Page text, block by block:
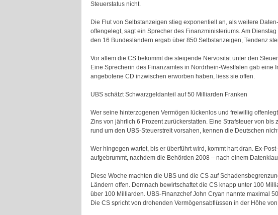
Steuerstatus nicht.
Die Flut von Selbstanzeigen stieg exponentiell an, als weitere
offengelegt, sagt ein Sprecher des Finanzministeriums. Am
den 16 Bundesländern ergab über 850 Selbstanzeigen, Tendenz
Vor allem die CS bekommt die steigende Nervosität unter den
Eine Sprecherin des Finanzamtes in Nordrhein-Westfalen gab
angebotene CD inzwischen erworben haben, liess sie offen.
UBS schätzt Schwarzgeldanteil auf 50 Milliarden Franken
Wer seine hinterzogenen Vermögen lückenlos und freiwillig
Zins von jährlich 6 Prozent zurückerstatten. Eine Strafsteuer von
rund um den UBS-Steuerstreit vorsahen, kennen die Deutschen
Wer hingegen wartet, bis er überführt wird, kommt hart dran. Ex-
aufgebrummt, nachdem die Behörden 2008 – nach einem
Diese Woche machten die UBS und die CS auf
Ländern offen. Demnach bewirtschaftet die CS knapp unter 100
über 100 Milliarden. UBS-Finanzchef John Cryan nannte maximal
Die CS spricht von drohenden Vermögensabflüssen in der Höhe